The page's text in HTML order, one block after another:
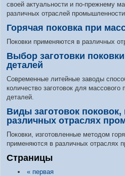
своей актуальности и по-прежнему
различных отраслей
Горячая поковка при
Поковки применяются в различных
Выбор заготовки
деталей
Современные литейные заводы
количество заготовок для массового
деталей.
Виды заготовок
различных отраслях
Поковки, изготовленные методом
применяются в различных отраслях
Страницы
« первая